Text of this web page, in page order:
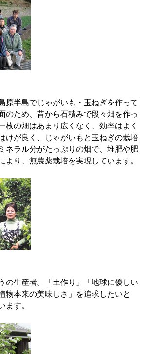
原半島でじゃがいも・玉ねぎを作って
のため、昔から石積みで段々畑を作っ
枚の畑はあまり広くなく、効率はよく
けが良く、じゃがいもと玉ねぎの栽培
ネラル分がたっぷりの畑で、堆肥や肥
より、無農薬栽培を実現しています。
の生産者。「土作り」「地球に優しい
物本来の美味しさ」を追求したいと
ます。